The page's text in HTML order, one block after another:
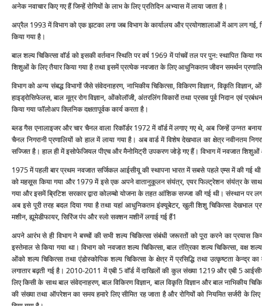
अनेक नवाचार किए गए हैं जिन्‍हें रोगियों के लाभ के लिए प्रतिदिन अभ्‍यास में लाया जाता है।
अप्रैल 1993 में विभाग को एक झटका लगा जब विभाग के कार्यालय और प्रयोगशालाओं में आग लग गई,
किया गया है।
बाल शल्‍य चिकित्‍सा वॉर्ड को इसकी वर्तमान स्थिति पर वर्ष 1969 में पांचवें तल पर पुन: स्‍थापित
शिशुओं के लिए तैयार किया गया है तथा इसमें प्रत्‍येक नवजात के लिए आधुनिकतम जीवन समर्थन
विभाग को अन्‍य संबद्ध विभागों जैसे संवेदनाहरण, नाभिकीय चिकित्‍सा, विकिरण विज्ञान, विकृति
हाइड्रोसिफेलस, बाल मूत्र रोग विज्ञान, ओंकोलॉजी, अंतरलिंग विकारों तथा प्रसव पूर्व निदान एवं
किया गया फॉलोअप क्लिनिक दक्षतापूर्वक कार्य करता है।
ब्‍लड गैस एनालाइजर और चार चैनल वाला रिकॉर्डर 1972 में वॉर्ड में लगाए गए थे, अब जिन्‍हें उन्‍नत
चैनल निगरानी प्रणालियों को हाल में लाया गया है। अब वार्ड में विशेष देखभाल का क्षेत्र नवीनतम
सज्जित है। हाल ही में इसोफेजियल पीएच और मैनोमिट्री उपकरण जोड़े गए हैं। विभाग में नवजात
1975 में पहली बार प्रथम नवजात सर्जिकल आईसीयू की स्‍थापना भारत में सबसे पहले एम्‍स में की
को महसूस किया गया और 1979 में इसे एक अपने वातानुकूलन संयंत्र, एयर फिल्‍ट्रेशन संयंत्र के साथ
गया और इसमें ब्रिटिश सरकार द्वारा कोलम्‍बो योजना के तहत आंशिक सज्‍जा की गई थी। संस्‍थान पर
अब इसे पूरी तरह बदल दिया गया है तथा यहां आधुनिकतम इंक्‍यूबेटर, खुली शिशु चिकित्‍सा देखभाल
मशीन, ह्यूमेडीफायर, सिरिंज पंप और स्‍लो सक्‍शन मशीनें लगाई गई हैं1
अपने आरंभ से ही विभाग ने बच्‍चों की सभी शल्‍य चिकित्‍सा संबंधी जरूरतों को पूरा करने का प्रयास
इस्‍तेमाल से किया गया था। विभाग को नवजात शल्‍य चिकित्‍सा, बाल तंत्रिका शल्‍य चिकित्‍सा, वक्ष
ओंको शल्‍य चिकित्‍सा तथा एंडोस्‍कोपिक शल्‍य चिकित्‍सा के क्षेत्र में प्रसिद्धि तथा उत्‍कृष्‍टता
लगातार बढ़ती गई है। 2010-2011 में एबी 5 वॉर्ड में दाखिलों की कुल संख्‍या 1219 और एबी 5
लिए किसी के साथ बाल संवेदनाहरण, बाल विकिरण विज्ञान, बाल वि‍कृति विज्ञान और बाल नाभिकीय
की संख्‍या तथा ऑपरेशन का समय हमारे लिए सीमित रह जाता है और रोगियों को नियमित सर्जरी के